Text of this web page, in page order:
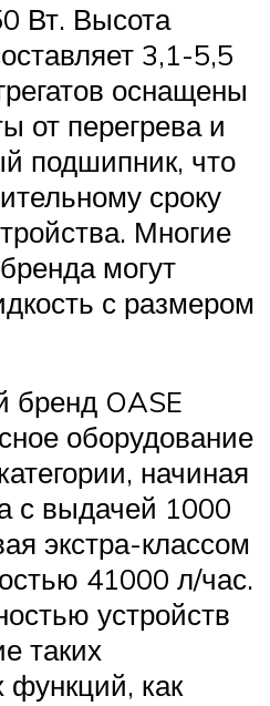
Вт. Высота
3,1-5,5
оснащены
от перегрева и
подшипник, что
сроку
Многие
могут
с размером
бренд OASE
оборудование
начиная
с выдачей 1000
экстра-классом
41000 л/час.
устройств
таких
как